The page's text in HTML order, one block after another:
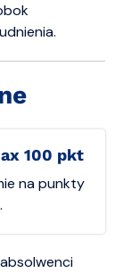
100 pkt
na punkty